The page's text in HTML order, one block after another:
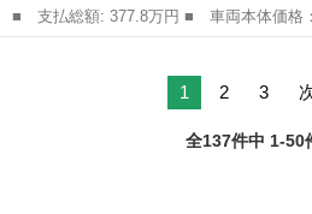
■ 支払総額: 377.8万円 ■ 車両本体価格： 3,715,000 円 ■ メーカ
ー名： トヨタ ■ 車種名： ハイエー
1 2 3
全137件中 1-50